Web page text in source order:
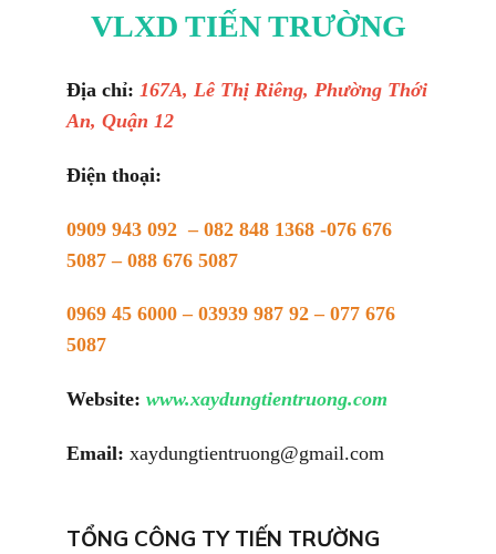
VLXD TIẾN TRƯỜNG
Địa chỉ: 167A, Lê Thị Riêng, Phường Thới
An, Quận 12
Điện thoại:
0909 943 092 – 082 848 1368 -076 676
5087 – 088 676 5087
0969 45 6000 – 03939 987 92 – 077 676
5087
Website: www.xaydungtientruong.com
Email: xaydungtientruong@gmail.com
TỔNG CÔNG TY TIẾN TRƯỜNG